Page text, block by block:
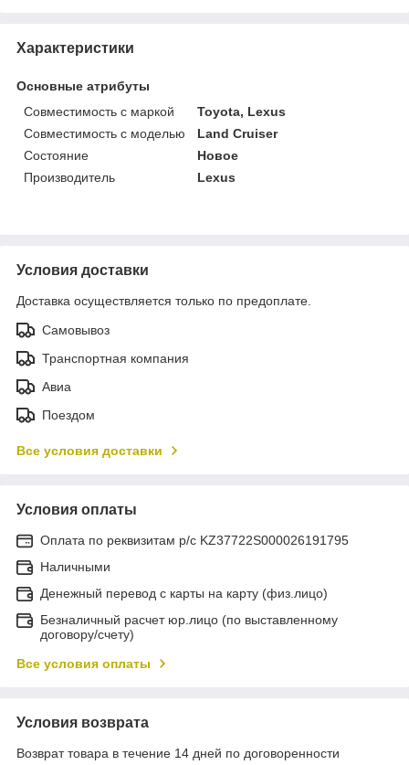
Характеристики
Основные атрибуты
Совместимость с маркой
Toyota, Lexus
Совместимость с моделью
Land Cruiser
Состояние
Новое
Производитель
Lexus
Условия доставки
Доставка осуществляется только по предоплате.
Самовывоз
Транспортная компания
Авиа
Поездом
Все условия доставки
Условия оплаты
Оплата по реквизитам р/с KZ37722S000026191795
Наличными
Денежный перевод с карты на карту (физ.лицо)
Безналичный расчет юр.лицо (по выставленному
договору/счету)
Все условия оплаты
Условия возврата
Возврат товара в течение 14 дней по договоренности